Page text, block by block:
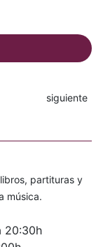
siguiente
partituras y
música.
20:30h